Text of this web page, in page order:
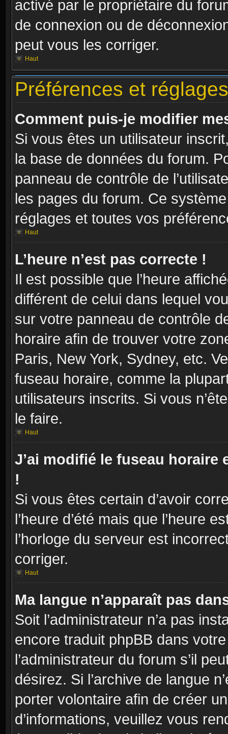
activé par le propriétaire du
de connexion ou de
peut vous les corriger.
Haut
Préférences et
Comment puis-je modifier
Si vous êtes un utilisateur
la base de données du forum.
panneau de contrôle de
les pages du forum. Ce
réglages et toutes vos
Haut
L’heure n’est pas correcte !
Il est possible que l’heure
différent de celui dans lequel
sur votre panneau de contrôle
horaire afin de trouver votre
Paris, New York, Sydney, etc.
fuseau horaire, comme la
utilisateurs inscrits. Si vous
le faire.
Haut
J’ai modifié le fuseau horaire
!
Si vous êtes certain d’avoir
l’heure d’été mais que l’heure
l’horloge du serveur est
corriger.
Haut
Ma langue n’apparaît pas
Soit l’administrateur n’a pas
encore traduit phpBB dans
l’administrateur du forum s’il
désirez. Si l’archive de langue
porter volontaire afin de créer
d’informations, veuillez vous